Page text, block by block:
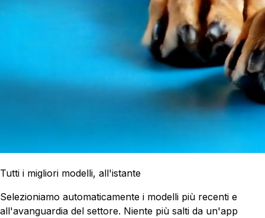
Tutti i migliori modelli, all'istante
Selezioniamo automaticamente i modelli più recenti e
all'avanguardia del settore. Niente più salti da un'app